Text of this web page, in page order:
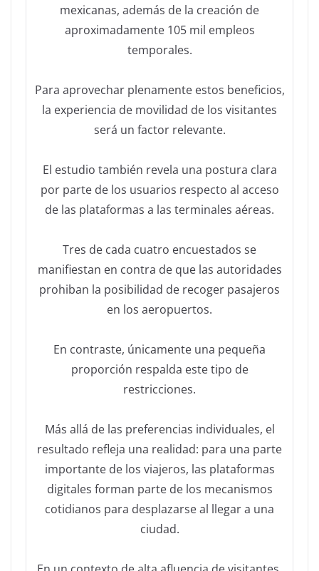
mexicanas, además de la creación de
aproximadamente 105 mil empleos
temporales.
Para aprovechar plenamente estos beneficios,
la experiencia de movilidad de los visitantes
será un factor relevante.
El estudio también revela una postura clara
por parte de los usuarios respecto al acceso
de las plataformas a las terminales aéreas.
Tres de cada cuatro encuestados se
manifiestan en contra de que las autoridades
prohiban la posibilidad de recoger pasajeros
en los aeropuertos.
En contraste, únicamente una pequeña
proporción respalda este tipo de
restricciones.
Más allá de las preferencias individuales, el
resultado refleja una realidad: para una parte
importante de los viajeros, las plataformas
digitales forman parte de los mecanismos
cotidianos para desplazarse al llegar a una
ciudad.